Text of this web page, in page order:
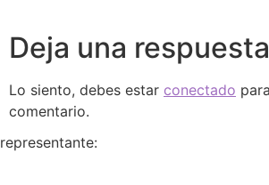
Deja una respuesta
Lo siento, debes estar conectado
comentario.
representante: